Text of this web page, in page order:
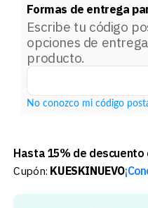
Formas de entrega
Escribe tu código
opciones de
producto.
No conozco mi código
Hasta 15% de descuento
Cupón: KUESKINUEVO